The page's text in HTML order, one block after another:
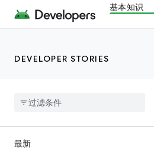
基本知识
DEVELOPER STORIES
最新